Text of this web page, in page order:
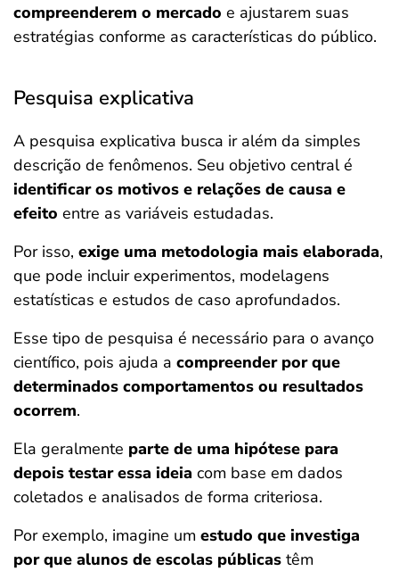
compreenderem o mercado e ajustarem suas
estratégias conforme as características do público.
Pesquisa explicativa
A pesquisa explicativa busca ir além da simples
descrição de fenômenos. Seu objetivo central é
identificar os motivos e relações de causa e
efeito entre as variáveis estudadas.
Por isso, exige uma metodologia mais elaborada,
que pode incluir experimentos, modelagens
estatísticas e estudos de caso aprofundados.
Esse tipo de pesquisa é necessário para o avanço
científico, pois ajuda a compreender por que
determinados comportamentos ou resultados
ocorrem.
Ela geralmente parte de uma hipótese para
depois testar essa ideia com base em dados
coletados e analisados de forma criteriosa.
Por exemplo, imagine um estudo que investiga
por que alunos de escolas públicas têm